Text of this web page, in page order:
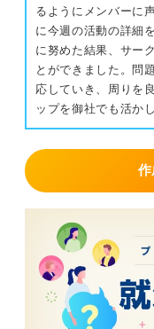
るようにメンバーに
に今週の活動の詳細
に努めた結果、サー
とができました。問
応していき、周りを
ップを御社でも活か